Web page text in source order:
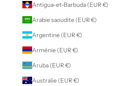
Antigua-et-Barbuda (EUR €)
Arabie saoudite (EUR €)
Argentine (EUR €)
Arménie (EUR €)
Aruba (EUR €)
Australie (EUR €)